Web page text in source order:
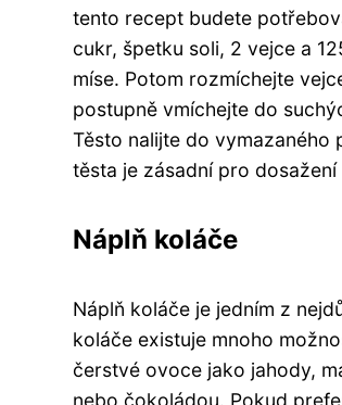
tento recept budete
cukr, špetku soli, 2 vejce a
míse. Potom rozmíchejte
postupně vmíchejte do
Těsto nalijte do vymazaného
těsta je zásadní pro
Náplň koláče
Náplň koláče je jedním z
koláče existuje mnoho
čerstvé ovoce jako jahody,
nebo čokoládou. Pokud